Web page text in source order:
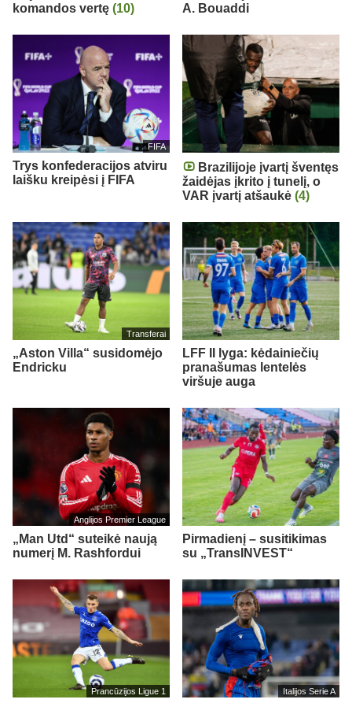
komandos vertę (10)
A. Bouaddi
FIFA
Trys konfederacijos atviru
laišku kreipėsi į FIFA
Brazilijoje įvartį šventęs
žaidėjas įkrito į tunelį, o
VAR įvartį atšaukė (4)
Transferai
„Aston Villa“ susidomėjo
Endricku
LFF II lyga: kėdainiečių
pranašumas lentelės
viršuje auga
Anglijos Premier League
„Man Utd“ suteikė naują
numerį M. Rashfordui
Pirmadienį – susitikimas
su „TransINVEST“
Prancūzijos Ligue 1 Italijos Serie A